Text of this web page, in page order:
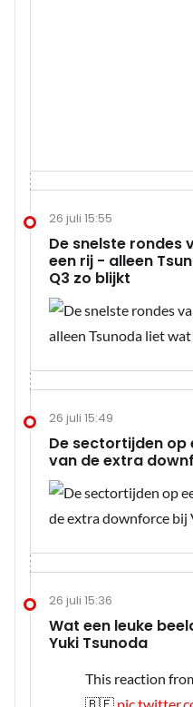
26 juli 15:55
De snelste rondes
een rij - alleen
Q3 zo blijkt
26 juli 15:49
De sectortijden
van de extra
26 juli 15:36
Wat een leuke
Yuki Tsunoda
This reaction